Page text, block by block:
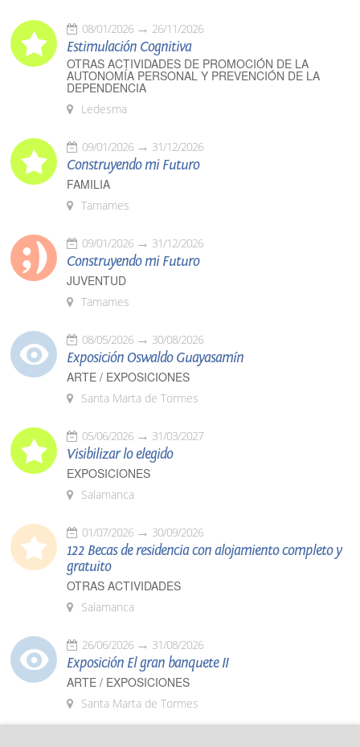
08/01/2026 26/11/2026
Estimulación Cognitiva
OTRAS ACTIVIDADES DE PROMOCIÓN DE LA
AUTONOMÍA PERSONAL Y PREVENCIÓN DE LA
DEPENDENCIA
Ledesma
09/01/2026 31/12/2026
Construyendo mi Futuro
FAMILIA
Tamames
09/01/2026 31/12/2026
Construyendo mi Futuro
JUVENTUD
Tamames
08/05/2026 30/08/2026
Exposición Oswaldo Guayasamín
ARTE / EXPOSICIONES
Santa Marta de Tormes
05/06/2026 31/03/2027
Visibilizar lo elegido
EXPOSICIONES
Salamanca
01/07/2026 30/09/2026
122 Becas de residencia con alojamiento completo y
gratuito
OTRAS ACTIVIDADES
Salamanca
26/06/2026 31/08/2026
Exposición El gran banquete II
ARTE / EXPOSICIONES
Santa Marta de Tormes